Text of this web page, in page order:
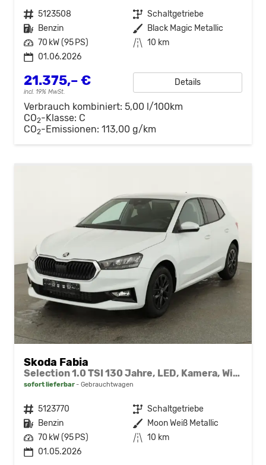
Fahrzeugnr. 5123508 Getriebe Schaltgetriebe
Kraftstoff Benzin Außenfarbe Black Magic Metallic
Leistung 70 kW (95 PS) Kilometerstand 10 km
01.06.2026
21.375,– €
incl. 19% MwSt.
Details
Verbrauch kombiniert: 5,00 l/100km
CO2-Klasse: C
CO2-Emissionen: 113,00 g/km
Skoda Fabia
Selection 1.0 TSI 130 Jahre, LED, Kamera, Winter, Sunset, 15-Zoll
sofort lieferbar Gebrauchtwagen
Fahrzeugnr. 5123770 Getriebe Schaltgetriebe
Kraftstoff Benzin Außenfarbe Moon Weiß Metallic
Leistung 70 kW (95 PS) Kilometerstand 10 km
01.05.2026